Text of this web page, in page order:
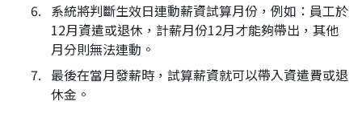
系統將判斷生效日連動薪資試算月份，例如：員工於
12月資遣或退休，計薪月份12月才能夠帶出，其他
月分則無法連動。
最後在當月發薪時，試算薪資就可以帶入資遣費或退
休金。